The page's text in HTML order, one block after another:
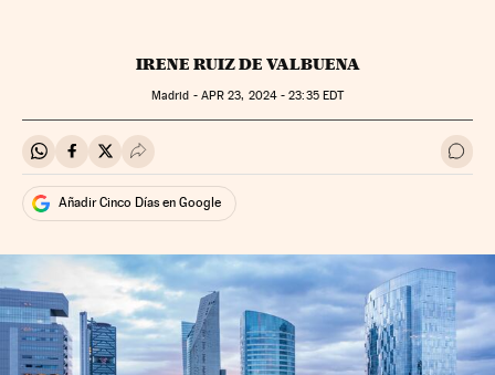
IRENE RUIZ DE VALBUENA
Madrid - APR 23, 2024 - 23:35EDT
Compartir en Whatsapp
Compartir en Facebook
Compartir en Twitter
Desplegar Redes Sociales Ir a
Añadir Cinco Días en Google